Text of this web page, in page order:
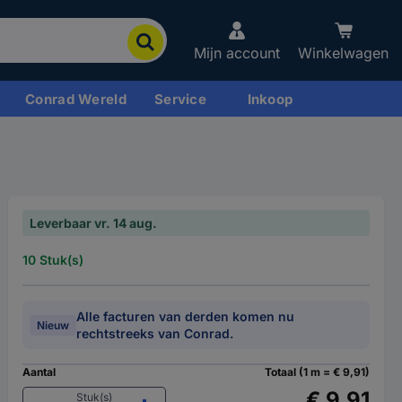
Mijn account Winkelwagen
Conrad Wereld Service Inkoop
Leverbaar vr. 14 aug.
10 Stuk(s)
Nieuw
Alle facturen van derden komen nu
rechtstreeks van Conrad.
Aantal
Stuk(s)
Totaal (1 m = € 9,91)